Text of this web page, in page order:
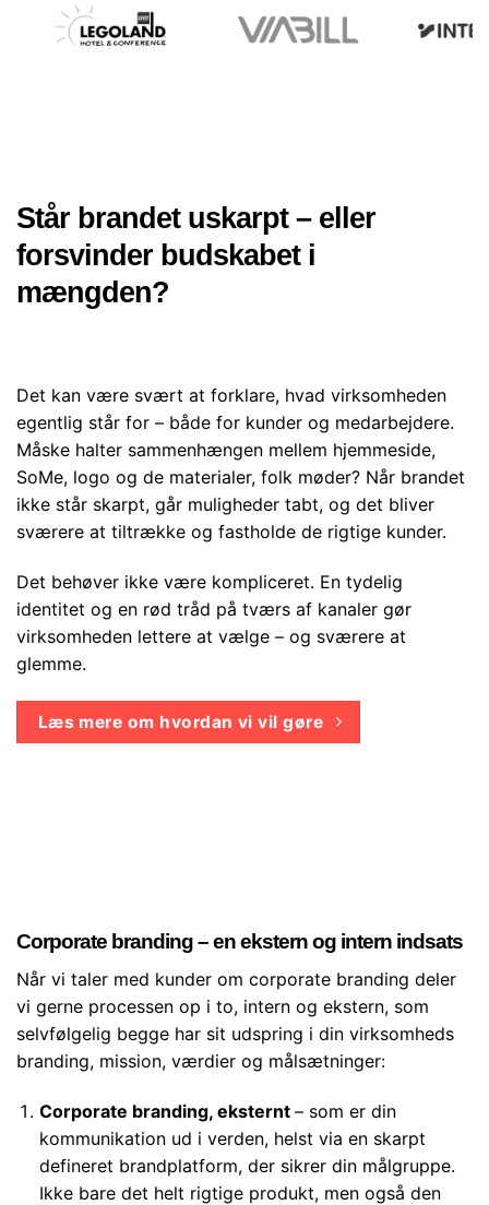
Står brandet uskarpt – eller
forsvinder budskabet i
mængden?
Det kan være svært at forklare, hvad virksomheden
egentlig står for – både for kunder og medarbejdere.
Måske halter sammenhængen mellem hjemmeside,
SoMe, logo og de materialer, folk møder? Når brandet
ikke står skarpt, går muligheder tabt, og det bliver
sværere at tiltrække og fastholde de rigtige kunder.
Det behøver ikke være kompliceret. En tydelig
identitet og en rød tråd på tværs af kanaler gør
virksomheden lettere at vælge – og sværere at
glemme.
Læs mere om hvordan vi vil gøre
Corporate branding – en ekstern og intern indsats
Når vi taler med kunder om corporate branding deler
vi gerne processen op i to, intern og ekstern, som
selvfølgelig begge har sit udspring i din virksomheds
branding, mission, værdier og målsætninger:
Corporate branding, eksternt – som er din
kommunikation ud i verden, helst via en skarpt
defineret brandplatform, der sikrer din målgruppe.
Ikke bare det helt rigtige produkt, men også den